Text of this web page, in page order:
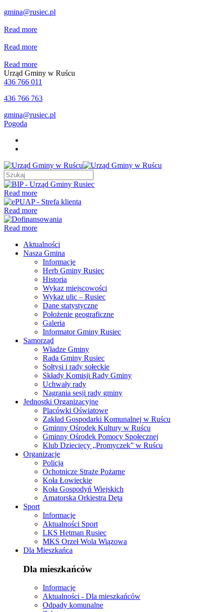
gmina@rusiec.pl
Read more
Read more
Read more
Urząd Gminy w Ruścu
436 766 011
436 766 763
gmina@rusiec.pl
Pogoda
Read more
Read more
Read more
Aktualności
Nasza Gmina
Informacje
Herb Gminy Rusiec
Historia
Wykaz miejscowości
Wykaz ulic – Rusiec
Dane statystyczne
Położenie geograficzne
Galeria
Informator Gminy Rusiec
Samorząd
Władze Gminy
Rada Gminy Rusiec
Sołtysi i rady sołeckie
Składy Komisji Rady Gminy
Uchwały rady
Nagrania sesji rady gminy
Jednostki Organizacyjne
Placówki Oświatowe
Zakład Gospodarki Komunalnej w Ruścu
Gminny Ośrodek Kultury w Ruścu
Gminny Ośrodek Pomocy Społecznej
Klub Dziecięcy „Promyczek” w Ruścu
Organizacje
Policja
Ochotnicze Straże Pożarne
Koła Łowieckie
Koła Gospodyń Wiejskich
Amatorska Orkiestra Dęta
Sport
Informacje
Aktualności Sport
LKS Hetman Rusiec
MKS Orzeł Wola Wiązowa
Dla Mieszkańca
Dla mieszkańców
Informacje
Aktualności - Dla mieszkańców
Odpady komunalne